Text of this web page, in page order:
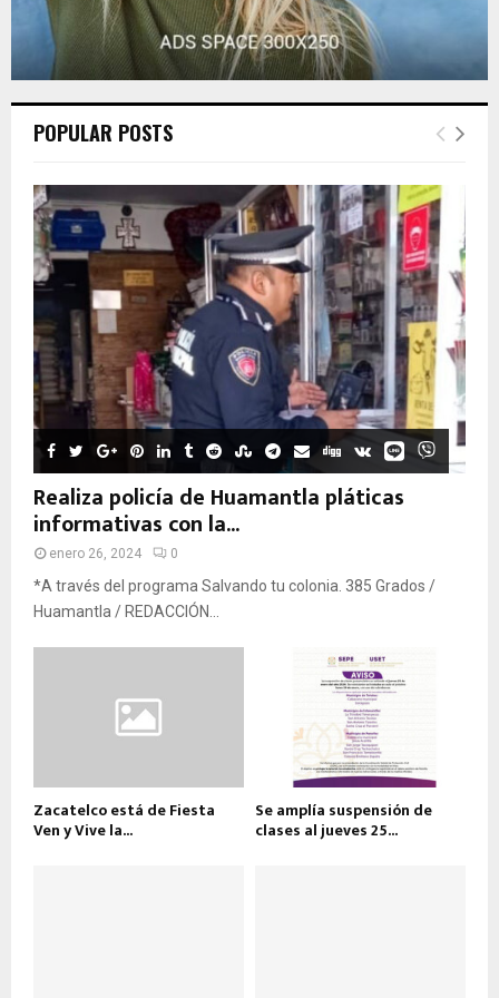
POPULAR POSTS
Realiza policía de Huamantla pláticas
informativas con la...
enero 26, 2024 0
*A través del programa Salvando tu colonia. 385 Grados /
Huamantla / REDACCIÓN...
Zacatelco está de Fiesta
Ven y Vive la...
Se amplía suspensión de
clases al jueves 25...